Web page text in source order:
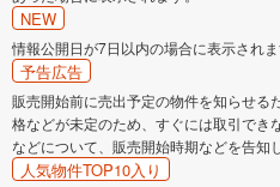
NEW
情報公開日が7日以内の場合に表示されま
予告広告
販売開始前に売出予定の物件を知らせる
格などが未定のため、すぐには取引でき
などについて、販売開始時期などを告知し
人気物件TOP10入り